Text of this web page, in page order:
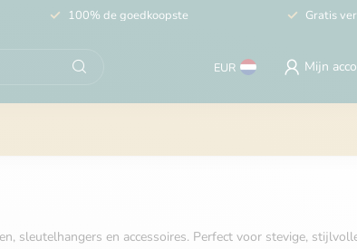
100% de goedkoopste Gratis
EUR Mijn
sleutelhangers en accessoires. Perfect voor stevige,